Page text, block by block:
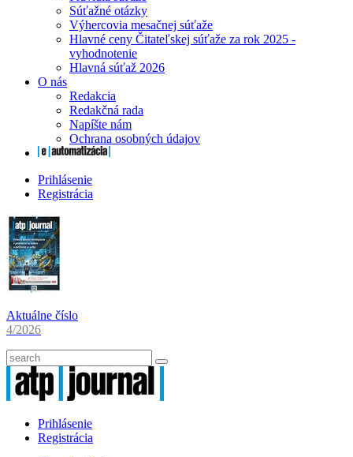
Súťažné otázky
Výhercovia mesačnej súťaže
Hlavné ceny Čitateľskej súťaže za rok 2025 -
vyhodnotenie
Hlavná súťaž 2026
O nás
Redakcia
Redakčná rada
Napíšte nám
Ochrana osobných údajov
Prihlásenie
Registrácia
Aktuálne číslo
4/2026
Prihlásenie
Registrácia